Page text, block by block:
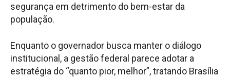
segurança em detrimento do bem-estar da
população.
Enquanto o governador busca manter o diálogo
institucional, a gestão federal parece adotar a
estratégia do “quanto pior, melhor”, tratando Brasília